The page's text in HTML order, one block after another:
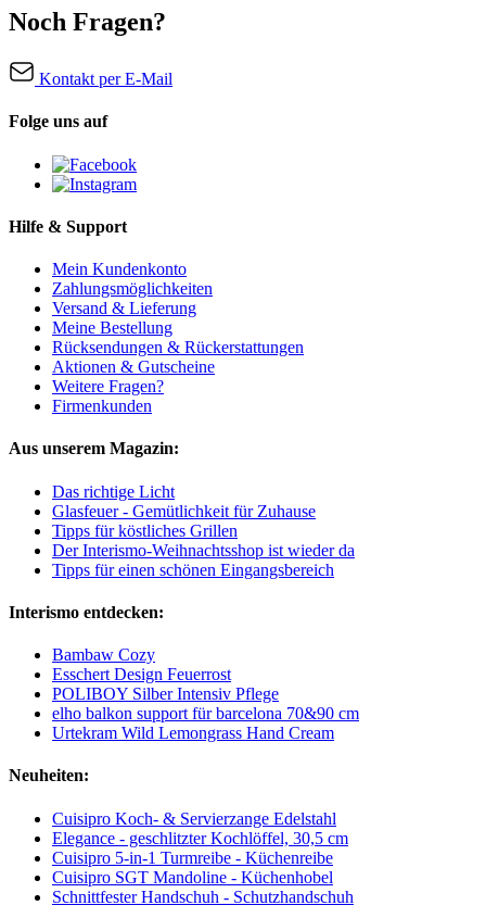
Noch Fragen?
Kontakt per E-Mail
Folge uns auf
Hilfe & Support
Mein Kundenkonto
Zahlungsmöglichkeiten
Versand & Lieferung
Meine Bestellung
Rücksendungen & Rückerstattungen
Aktionen & Gutscheine
Weitere Fragen?
Firmenkunden
Aus unserem Magazin:
Das richtige Licht
Glasfeuer - Gemütlichkeit für Zuhause
Tipps für köstliches Grillen
Der Interismo-Weihnachtsshop ist wieder da
Tipps für einen schönen Eingangsbereich
Interismo entdecken:
Bambaw Cozy
Esschert Design Feuerrost
POLIBOY Silber Intensiv Pflege
elho balkon support für barcelona 70&90 cm
Urtekram Wild Lemongrass Hand Cream
Neuheiten:
Cuisipro Koch- & Servierzange Edelstahl
Elegance - geschlitzter Kochlöffel, 30,5 cm
Cuisipro 5-in-1 Turmreibe - Küchenreibe
Cuisipro SGT Mandoline - Küchenhobel
Schnittfester Handschuh - Schutzhandschuh